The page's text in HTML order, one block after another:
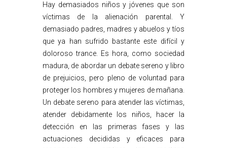
Hay demasiados niños y jóvenes que son
víctimas de la alienación parental. Y
demasiado padres, madres y abuelos y tíos
que ya han sufrido bastante este difícil y
doloroso trance. Es hora, como sociedad
madura, de abordar un debate sereno y libro
de prejuicios, pero pleno de voluntad para
proteger los hombres y mujeres de mañana.
Un debate sereno para atender las víctimas,
atender debidamente los niños, hacer la
detección en las primeras fases y las
actuaciones decididas y eficaces para